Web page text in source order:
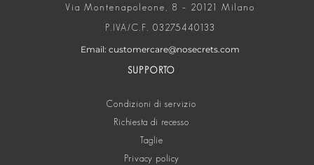
Via Montenapoleone, 8 – 20121 Milano
P.IVA/C.F. 03275440133
Email: customercare@nosecrets.com
SUPPORTO
Condizioni di servizio
Richiesta di recesso
Taglie
Privacy policy